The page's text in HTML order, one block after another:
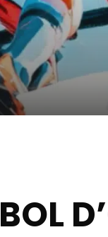
BOL